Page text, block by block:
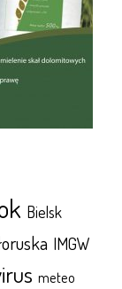
Bielsk
IMGW
meteo